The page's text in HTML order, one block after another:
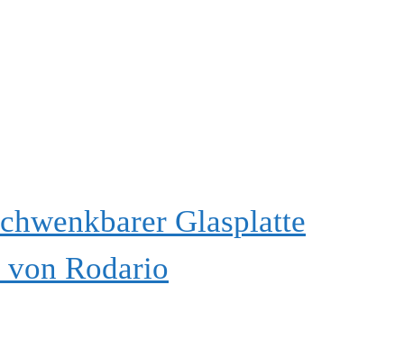
Glasplatte
Rodario